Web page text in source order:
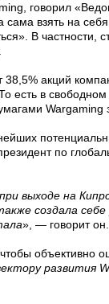
говорил
взять на себя
В частности,
38,5% акций
есть в
Wargaming
по
выходе на
создала
», — говорит он.
объективно
развития